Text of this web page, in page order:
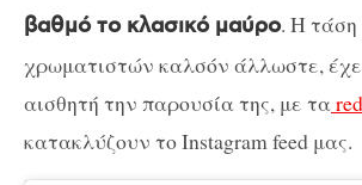
βαθμό το κλασικό μαύρο. Η
χρωματιστών καλσόν άλλωστε,
αισθητή την παρουσία της, με τα
κατακλύζουν το Instagram feed μας.